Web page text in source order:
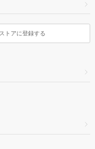
トアに登録する